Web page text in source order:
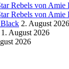
Rebels von Amie
Rebels von Amie
2. August 2026
1. August 2026
2026